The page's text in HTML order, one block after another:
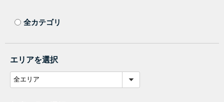
全カテゴリ
エリアを選択